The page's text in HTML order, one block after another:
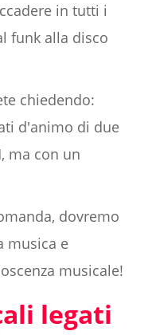
in tutti i
funk alla disco
chiedendo:
d'animo di due
ma con un
dovremo
musica e
musicale!
legati